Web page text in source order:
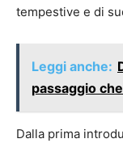
tempestive e di
Leggi anche:
passaggio
Dalla prima